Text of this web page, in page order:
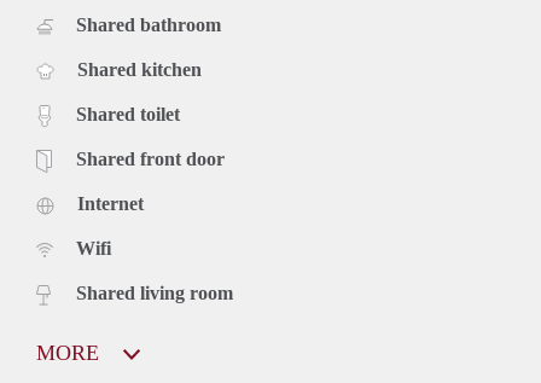
Shared bathroom
Shared kitchen
Shared toilet
Shared front door
Internet
Wifi
Shared living room
MORE